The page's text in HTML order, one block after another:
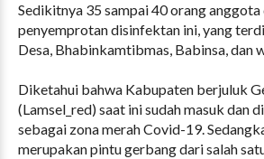
Sedikitnya 35 sampai 40 orang
penyemprotan disinfektan ini, yang
Desa, Bhabinkamtibmas, Babinsa, dan
Diketahui bahwa Kabupaten berjuluk
(Lamsel_red) saat ini sudah masuk dan
sebagai zona merah Covid-19.
merupakan pintu gerbang dari salah